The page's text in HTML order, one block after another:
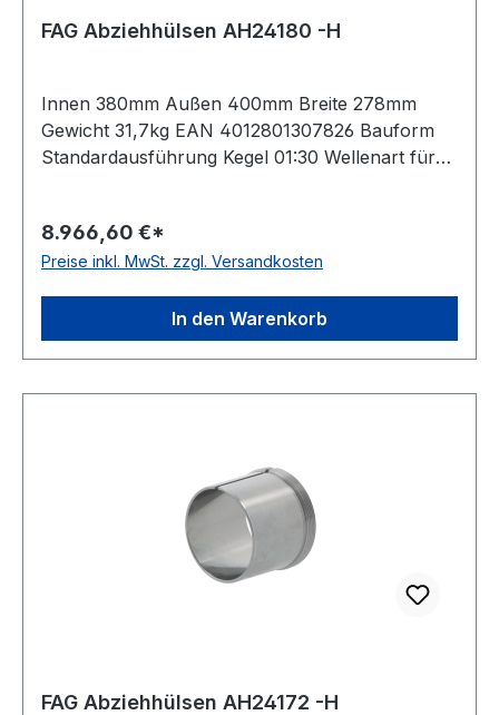
FAG Abziehhülsen AH24180 -H
Innen 380mm Außen 400mm Breite 278mm
Gewicht 31,7kg EAN 4012801307826 Bauform
Standardausführung Kegel 01:30 Wellenart für
mit Nuten und Bohrungen zur vereinfachten
Montage und Demont
8.966,60 €*
Preise inkl. MwSt. zzgl. Versandkosten
In den Warenkorb
FAG Abziehhülsen AH24172 -H